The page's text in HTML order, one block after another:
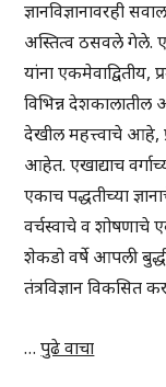
ज्ञानविज्ञानावरही
अस्तित्व ठसवले गेले.
यांना
विभिन्न देशकालातील
देखील महत्त्वाचे
आहेत. एखाद्याच
एकाच पद्धतीच्या
वर्चस्वाचे व
शेकडो वर्षे आपली
तंत्रविज्ञान
…पुढे वाचा